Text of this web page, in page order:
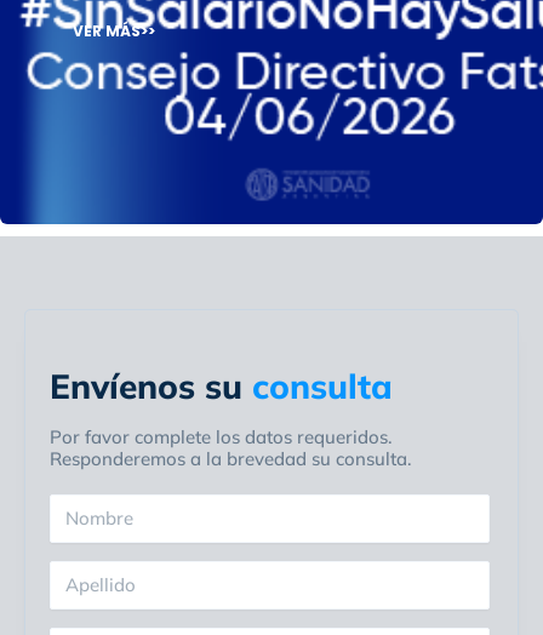
VER MÁS>>
Envíenos su consulta
Por favor complete los datos requeridos.
Responderemos a la brevedad su consulta.